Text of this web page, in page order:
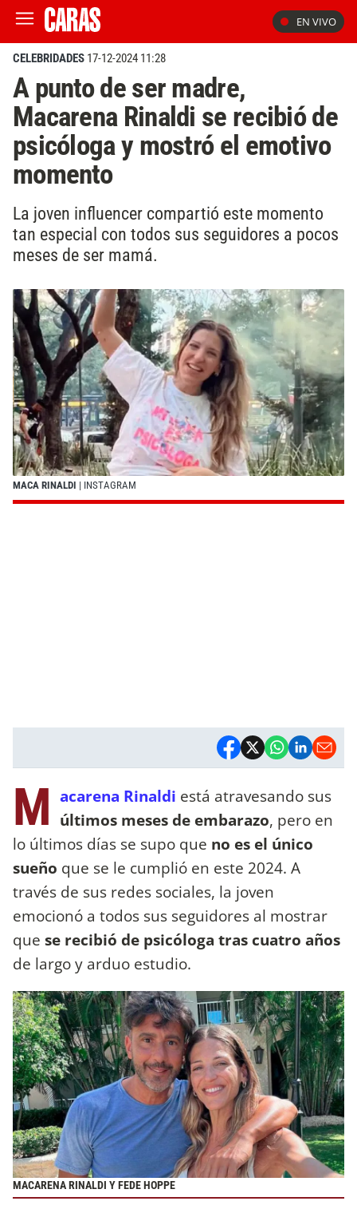
EN VIVO
CELEBRIDADES 17-12-2024 11:28
A punto de ser madre,
Macarena Rinaldi se recibió de
psicóloga y mostró el emotivo
momento
La joven influencer compartió este momento
tan especial con todos sus seguidores a pocos
meses de ser mamá.
MACA RINALDI | INSTAGRAM
M acarena Rinaldi está atravesando sus
últimos meses de embarazo, pero en
lo últimos días se supo que no es el único
sueño que se le cumplió en este 2024. A
través de sus redes sociales, la joven
emocionó a todos sus seguidores al mostrar
que se recibió de psicóloga tras cuatro años
de largo y arduo estudio.
MACARENA RINALDI Y FEDE HOPPE